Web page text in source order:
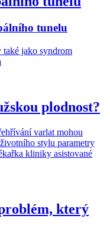
tunelu
také jako syndrom
plodnost?
varlat mohou
stylu parametry
kliniky asistované
který